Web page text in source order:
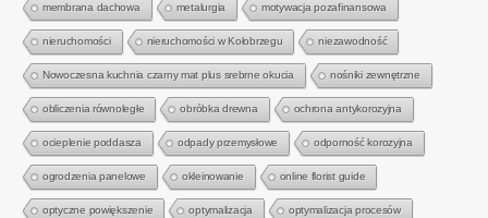
membrana dachowa metalurgia motywacja pozafinansowa
nieruchomości nieruchomości w Kołobrzegu niezawodność
Nowoczesna kuchnia czarny mat plus srebrne okucia nośniki zewnętrzne
obliczenia równoległe obróbka drewna ochrona antykorozyjna
ocieplenie poddasza odpady przemysłowe odporność korozyjna
ogrodzenia panelowe okleinowanie online florist guide
optyczne powiększenie optymalizacja optymalizacja procesów